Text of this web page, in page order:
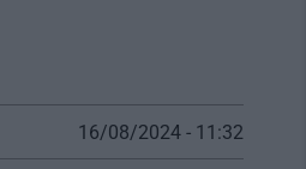
16/08/2024 - 11:32